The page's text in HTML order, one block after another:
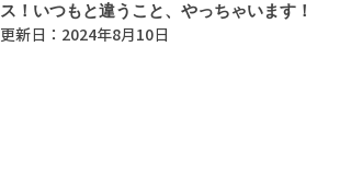
ス！いつもと違うこと、やっちゃいます！
更新日： 2024年8月10日